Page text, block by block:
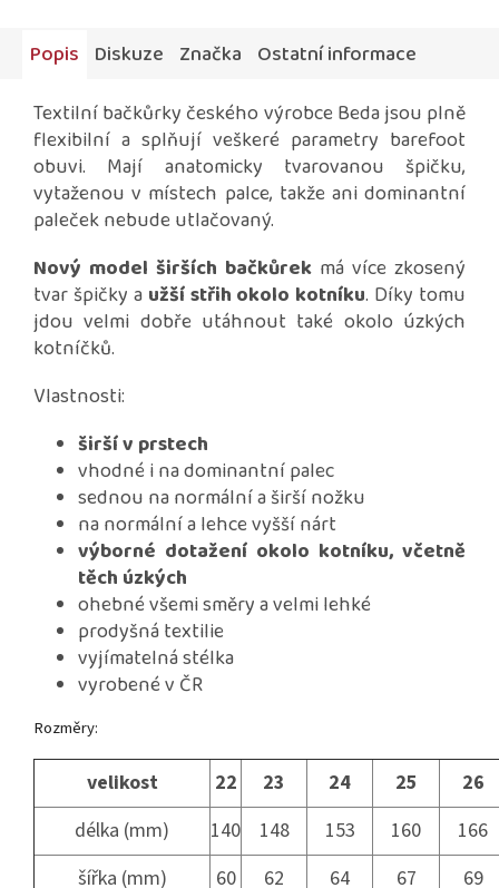
Popis Diskuze Značka Ostatní informace
Textilní bačkůrky českého výrobce Beda jsou plně
flexibilní a splňují veškeré parametry barefoot
obuvi. Mají anatomicky tvarovanou špičku,
vytaženou v místech palce, takže ani dominantní
paleček nebude utlačovaný.
Nový model širších bačkůrek má více zkosený
tvar špičky a užší střih okolo kotníku. Díky tomu
jdou velmi dobře utáhnout také okolo úzkých
kotníčků.
Vlastnosti:
širší v prstech
vhodné i na dominantní palec
sednou na normální a širší nožku
na normální a lehce vyšší nárt
výborné dotažení okolo kotníku, včetně
těch úzkých
ohebné všemi směry a velmi lehké
prodyšná textilie
vyjímatelná stélka
vyrobené v ČR
Rozměry:
velikost 22 23 24 25
26
délka (mm)
140 148 153 160
166
šířka (mm)
60 62 64 67 69